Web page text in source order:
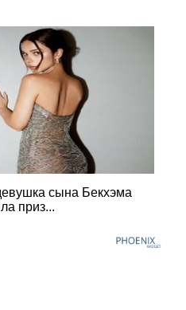
сына Бекхэма
приз...